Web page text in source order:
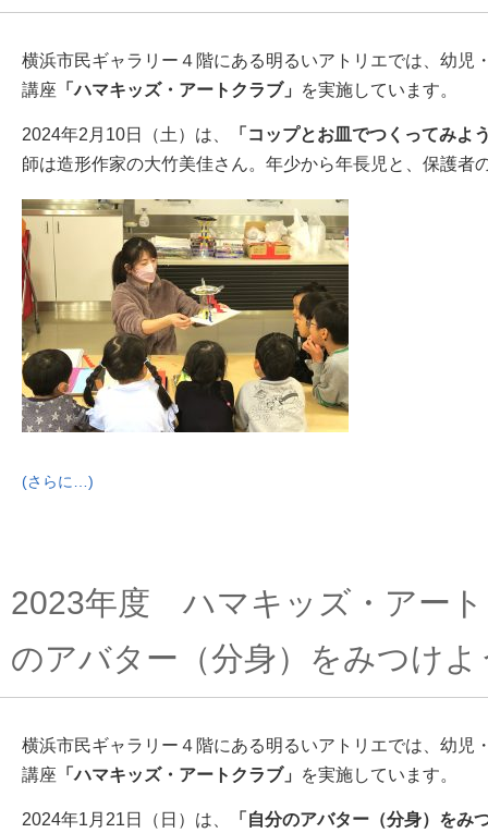
横浜市民ギャラリー４階にある明るいアトリエでは、幼児
講座 「ハマキッズ・アートクラブ」 を実施しています。
2024年2月10日（土）は、
「コップとお皿でつくってみよ
師は造形作家の大竹美佳さん。年少から年長児と、保護者
(さらに…)
2023年度 ハマキッズ・アー
のアバター（分身）をみつけ
横浜市民ギャラリー４階にある明るいアトリエでは、幼児
講座 「ハマキッズ・アートクラブ」 を実施しています。
2024年1月21日（日）は、 「自分のアバター（分身）をみ